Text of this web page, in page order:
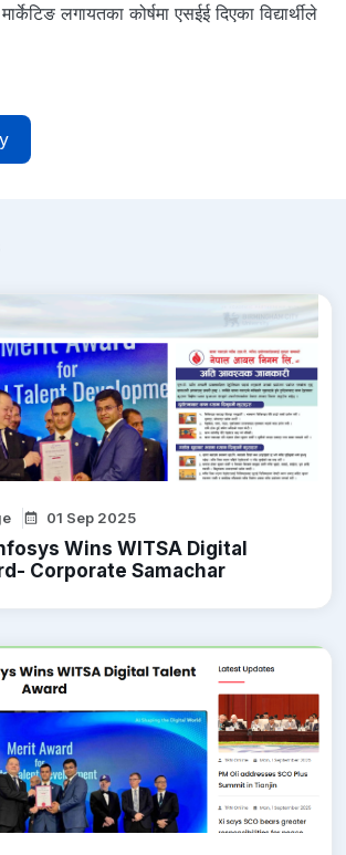
लगायतका कोर्षमा एसईई दिएका विद्यार्थीले
01 Sep 2025
Wins WITSA Digital
Corporate Samachar